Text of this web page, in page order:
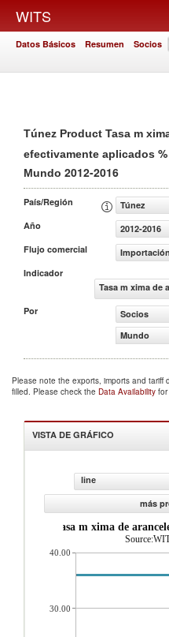
WITS
Datos Básicos Resumen Socios
Túnez Product Tasa m
efectivamente aplicados %
Mundo 2012-2016
País/Región
Túnez
Año
2012-2016
Flujo comercial
Importación
Indicador
Tasa m xima de
Por
Socios
Mundo
Please note the exports, imports and
filled. Please check the Data Availability
VISTA DE GRÁFICO
line
más
Tasa m xima de
40.00
30.00